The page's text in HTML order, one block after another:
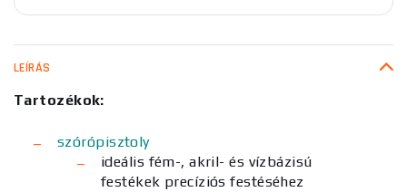
LEÍRÁS
Tartozékok:
szórópisztoly
ideális fém-, akril- és vízbázisú
festékek precíziós festéséhez